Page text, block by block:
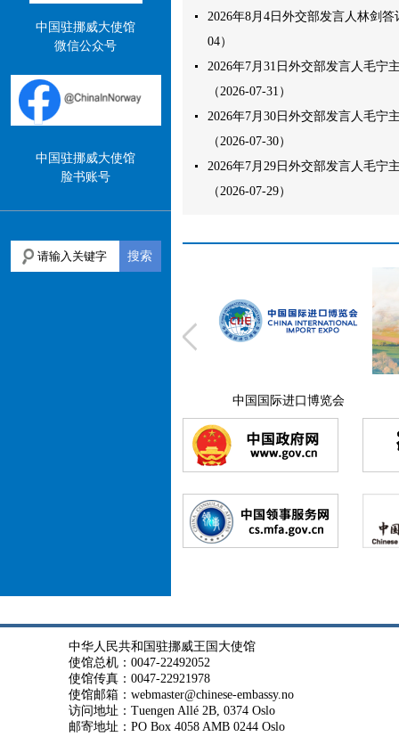
中国驻挪威大使馆
微信公众号
中国驻挪威大使馆
脸书账号
搜索
2026年8月4日外交部发言人林剑答
04）
2026年7月31日外交部发言人毛宁
（2026-07-31）
2026年7月30日外交部发言人毛宁
（2026-07-30）
2026年7月29日外交部发言人毛宁
（2026-07-29）
中国国际进口博览会
中华人民共和国驻挪威王国大使馆
使馆总机：0047-22492052
使馆传真：0047-22921978
使馆邮箱：webmaster@chinese-embassy.no
访问地址：Tuengen Allé 2B, 0374 Oslo
邮寄地址：PO Box 4058 AMB 0244 Oslo